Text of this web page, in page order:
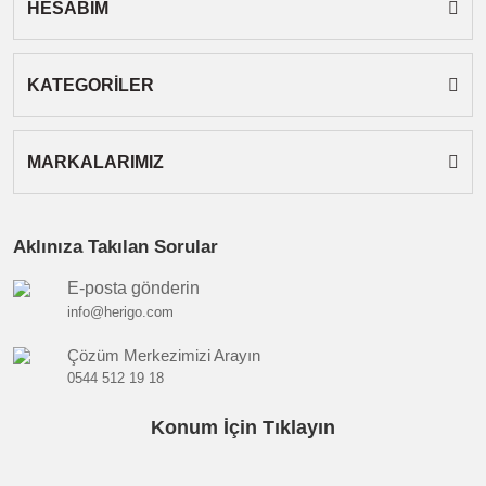
Gönder
HESABIM
KATEGORİLER
MARKALARIMIZ
Aklınıza Takılan Sorular
E-posta gönderin
info@herigo.com
Çözüm Merkezimizi Arayın
0544 512 19 18
Konum İçin Tıklayın